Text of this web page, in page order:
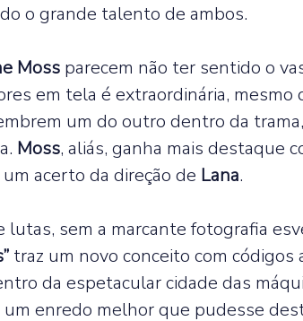
o grande talento de ambos.
Moss parecem não ter sentido o
em tela é extraordinária, mesmo
um do outro dentro da
Moss, aliás, ganha mais destaque
acerto da direção de Lana.
lutas, sem a marcante fotografia
traz um novo conceito com códigos
da espetacular cidade das
enredo melhor que pudesse